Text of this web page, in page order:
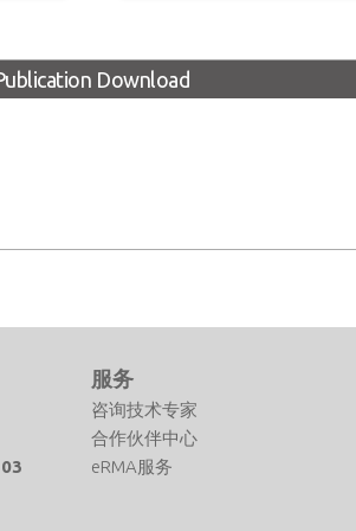
Download
服务
咨询技术专家
合作伙伴中心
eRMA服务